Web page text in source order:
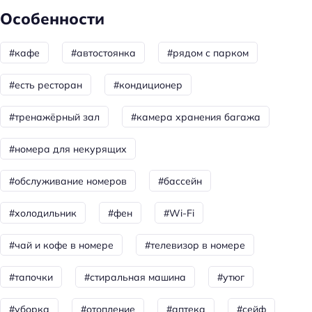
Бар
Количество баров: 1
Бассейн
платно
Кол-во бассейнов: 1
Красота и здоровье
Салон красоты
Spa
Сауна
Сауна: платно
Особенности
#кафе #автостоянка #рядом с парком
#есть ресторан #кондиционер
#тренажёрный зал #камера хранения багажа
#номера для некурящих
#обслуживание номеров #бассейн
#холодильник #фен #Wi-Fi
#чай и кофе в номере #телевизор в номере
#тапочки #стиральная машина #утюг
#уборка #отопление #аптека #сейф